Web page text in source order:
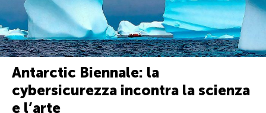
Antarctic Biennale: la
cybersicurezza incontra la scienza
e l’arte